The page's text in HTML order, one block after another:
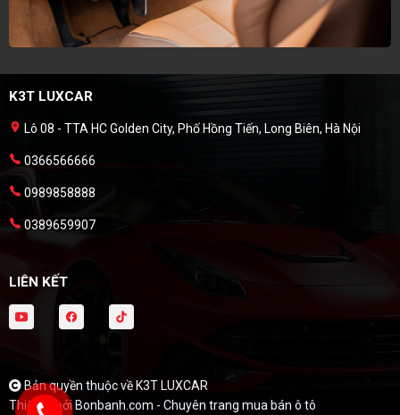
K3T LUXCAR
Lô 08 - TTA HC Golden City, Phố Hồng Tiến, Long Biên, Hà Nội
0366566666
0989858888
0389659907
LIÊN KẾT
Bản quyền thuộc về K3T LUXCAR
Thiết kế bởi Bonbanh.com - Chuyên trang mua bán ô tô